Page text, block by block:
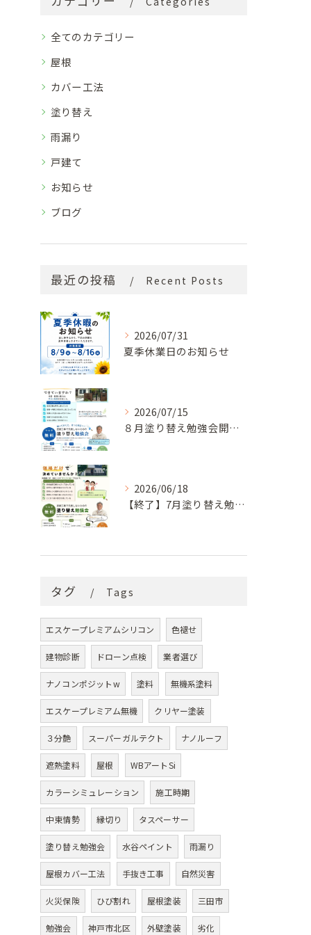
全てのカテゴリー
屋根
カバー工法
塗り替え
雨漏り
戸建て
お知らせ
ブログ
最近の投稿 Recent Posts
2026/07/31
夏季休業日のお知らせ
2026/07/15
８月塗り替え勉強会開催のお知らせ
2026/06/18
【終了】7月塗り替え勉強会のお知らせ
タグ Tags
エスケープレミアムシリコン 色褪せ
建物診断 ドローン点検 業者選び
ナノコンポジットw 塗料 無機系塗料
エスケープレミアム無機 クリヤー塗装
３分艶 スーパーガルテクト ナノルーフ
遮熱塗料 屋根 WBアートSi
カラーシミュレーション 施工時期
中東情勢 縁切り タスペーサー
塗り替え勉強会 水谷ペイント 雨漏り
屋根カバー工法 手抜き工事 自然災害
火災保険 ひび割れ 屋根塗装 三田市
勉強会 神戸市北区 外壁塗装 劣化